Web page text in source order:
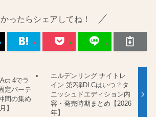
ったらシェアしてね！
4でラ
定パーテ
間の集め
】
エルデンリング ナイトレ
イン 第2弾DLCはいつ？タ
ニッシュドエディション内
容・発売時期まとめ【2026
年】